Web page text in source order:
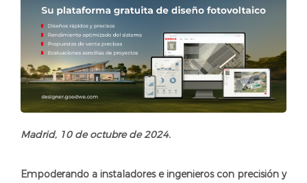
Madrid, 10 de octubre de 2024.
Empoderando a instaladores e ingenieros con precisión y